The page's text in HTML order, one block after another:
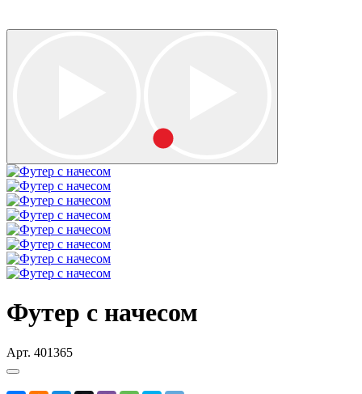
Футер с начесом
Арт. 401365